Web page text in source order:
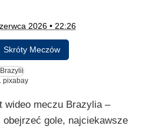
2026 • 22:26
Skróty Meczów
pixabay
wideo meczu Brazylia –
gole, najciekawsze